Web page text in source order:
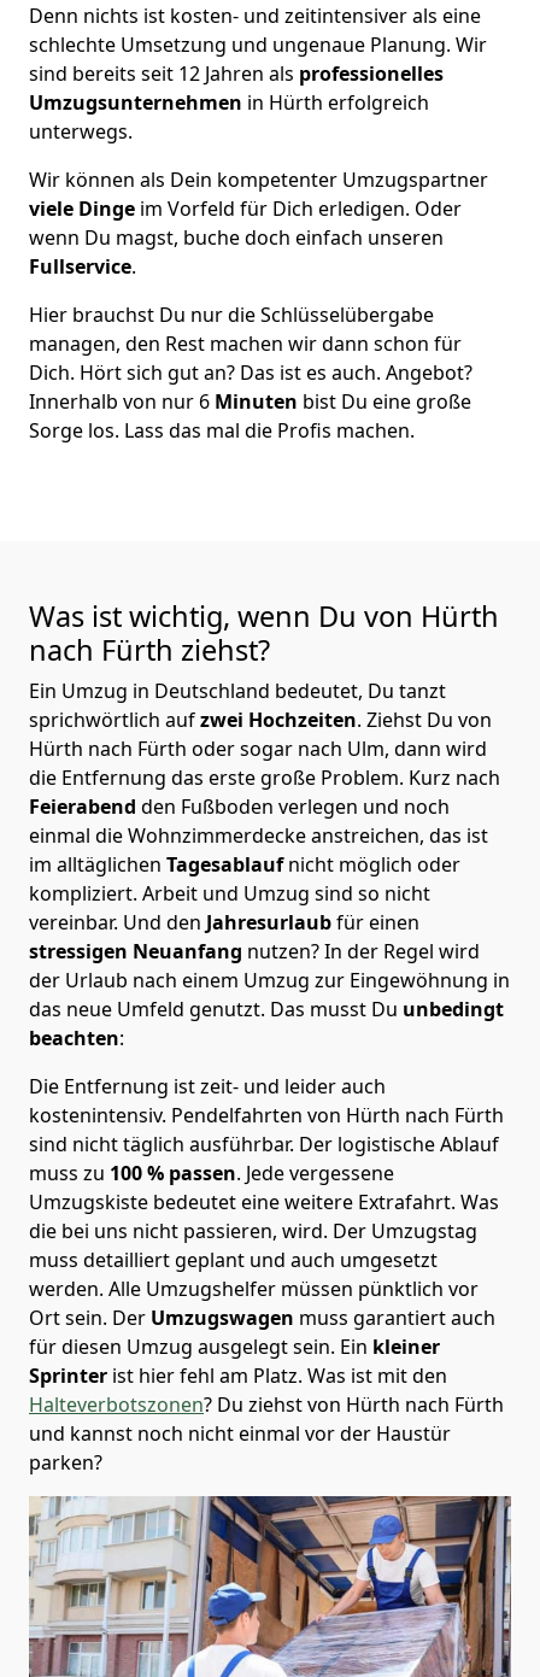
Denn nichts ist kosten- und zeitintensiver als eine
schlechte Umsetzung und ungenaue Planung. Wir
sind bereits seit 12 Jahren als professionelles
Umzugsunternehmen in Hürth erfolgreich
unterwegs.
Wir können als Dein kompetenter Umzugspartner
viele Dinge im Vorfeld für Dich erledigen. Oder
wenn Du magst, buche doch einfach unseren
Fullservice.
Hier brauchst Du nur die Schlüsselübergabe
managen, den Rest machen wir dann schon für
Dich. Hört sich gut an? Das ist es auch. Angebot?
Innerhalb von nur 6 Minuten bist Du eine große
Sorge los. Lass das mal die Profis machen.
Was ist wichtig, wenn Du von Hürth
nach Fürth ziehst?
Ein Umzug in Deutschland bedeutet, Du tanzt
sprichwörtlich aufzwei Hochzeiten. Ziehst Du von
Hürth nach Fürth oder sogar nach Ulm, dann wird
die Entfernung das erste große Problem. Kurz nach
Feierabend den Fußboden verlegen und noch
einmal die Wohnzimmerdecke anstreichen, das ist
im alltäglichen Tagesablaufnicht möglich oder
kompliziert. Arbeit und Umzug sind so nicht
vereinbar. Und den Jahresurlaubfür einen
stressigen Neuanfang nutzen? In der Regel wird
der Urlaub nach einem Umzug zur Eingewöhnung in
das neue Umfeld genutzt. Das musst Du unbedingt
beachten:
Die Entfernung ist zeit- und leider auch
kostenintensiv. Pendelfahrten von Hürth nach Fürth
sind nicht täglich ausführbar. Der logistische Ablauf
muss zu 100 % passen. Jede vergessene
Umzugskiste bedeutet eine weitere Extrafahrt. Was
die bei uns nicht passieren, wird. Der Umzugstag
muss detailliert geplant und auch umgesetzt
werden. Alle Umzugshelfer müssen pünktlich vor
Ort sein. Der Umzugswagen muss garantiert auch
für diesen Umzug ausgelegt sein. Ein kleiner
Sprinter ist hier fehl am Platz. Was ist mit den
Halteverbotszonen? Du ziehst von Hürth nach Fürth
und kannst noch nicht einmal vor der Haustür
parken?